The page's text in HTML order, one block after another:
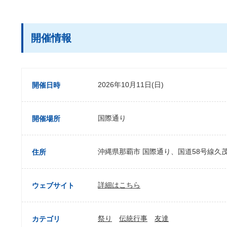
開催情報
開催日時 2026年10月11日(日)
開催場所 国際通り
住所 沖縄県那覇市 国際通り、国道58号線久
ウェブサイト 詳細はこちら
カテゴリ 祭り 伝統行事 友達